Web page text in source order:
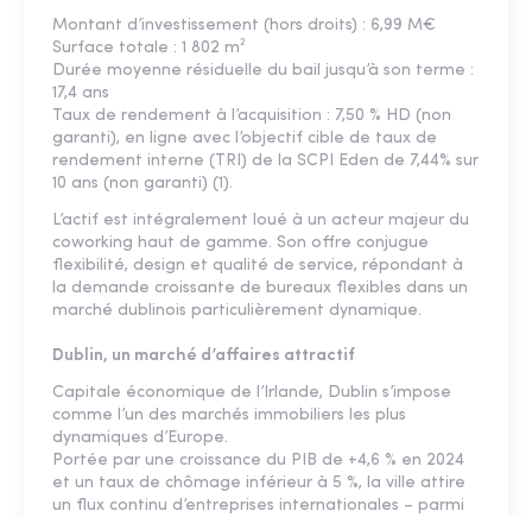
Montant d’investissement (hors droits) : 6,99 M€
Surface totale : 1 802 m²
Durée moyenne résiduelle du bail jusqu’à son terme :
17,4 ans
Taux de rendement à l’acquisition : 7,50 % HD (non
garanti), en ligne avec l’objectif cible de taux de
rendement interne (TRI) de la SCPI Eden de 7,44% sur
10 ans (non garanti) (1).
L’actif est intégralement loué à un acteur majeur du
coworking haut de gamme. Son offre conjugue
flexibilité, design et qualité de service, répondant à
la demande croissante de bureaux flexibles dans un
marché dublinois particulièrement dynamique.
Dublin, un marché d’affaires attractif
Capitale économique de l’Irlande, Dublin s’impose
comme l’un des marchés immobiliers les plus
dynamiques d’Europe.
Portée par une croissance du PIB de +4,6 % en 2024
et un taux de chômage inférieur à 5 %, la ville attire
un flux continu d’entreprises internationales – parmi